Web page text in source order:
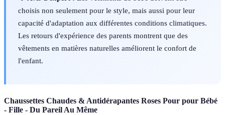
choisis non seulement pour le style, mais aussi pour leur
capacité d'adaptation aux différentes conditions climatiques.
Les retours d'expérience des parents montrent que des
vêtements en matières naturelles améliorent le confort de
l'enfant.
Chaussettes Chaudes & Antidérapantes Roses Pour pour Bébé
- Fille - Du Pareil Au Même